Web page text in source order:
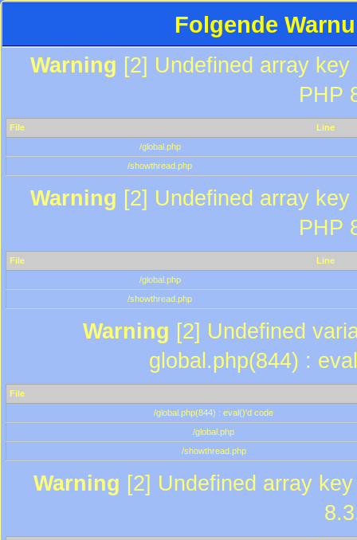
Folgende
Warning [2] Undefined array
PHP
File
Line
/global.php
/showthread.php
Warning [2] Undefined array
PHP
File
Line
/global.php
/showthread.php
Warning [2] Undefined
global.php(844) :
File
/global.php(844) : eval()'d code
/global.php
/showthread.php
Warning [2] Undefined array